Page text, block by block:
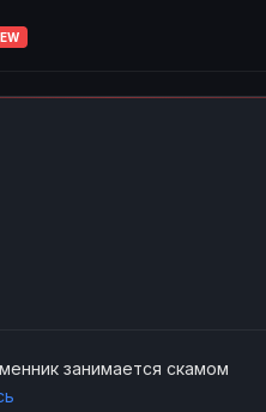
занимается скамом